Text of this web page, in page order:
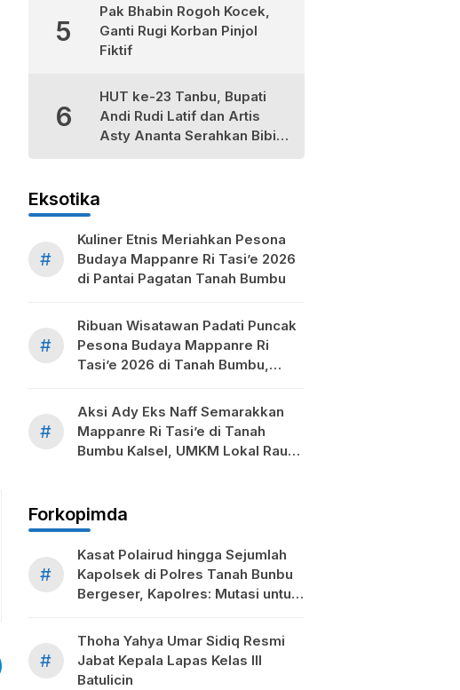
5
Pak Bhabin Rogoh Kocek,
Ganti Rugi Korban Pinjol
Fiktif
6
HUT ke-23 Tanbu, Bupati
Andi Rudi Latif dan Artis
Asty Ananta Serahkan Bibit
Eksotika
#
Kuliner Etnis Meriahkan Pesona
Budaya Mappanre Ri Tasi’e 2026
di Pantai Pagatan Tanah Bumbu
#
Ribuan Wisatawan Padati Puncak
Pesona Budaya Mappanre Ri
Tasi’e 2026 di Tanah Bumbu,
#
Aksi Ady Eks Naff Semarakkan
Mappanre Ri Tasi’e di Tanah
Bumbu Kalsel, UMKM Lokal Raup
Forkopimda
#
Kasat Polairud hingga Sejumlah
Kapolsek di Polres Tanah Bunbu
Bergeser, Kapolres: Mutasi untuk
#
Thoha Yahya Umar Sidiq Resmi
Jabat Kepala Lapas Kelas III
Batulicin